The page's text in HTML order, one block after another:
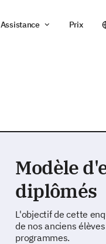
Assistance Prix
Modèle
diplômés
L'objectif de cette
de nos anciens
programmes.